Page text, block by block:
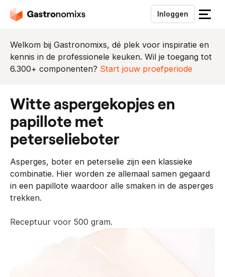
Inloggen
S
u
i
Welkom bij Gastronomixs, dé plek voor inspiratie en
kennis in de professionele keuken. Wil je toegang tot
6.300+ componenten? Start jouw proefperiode
witte aspergekopjes en
papillote met
peterselieboter
Asperges, boter en peterselie zijn een klassieke
combinatie. Hier worden ze allemaal samen gegaard
in een papillote waardoor alle smaken in de asperges
trekken.
Receptuur voor 500 gram.